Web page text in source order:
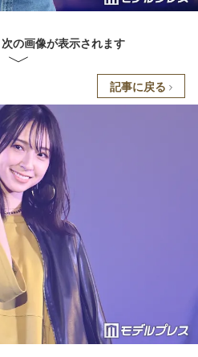
の画像が表示されます
記事に戻る